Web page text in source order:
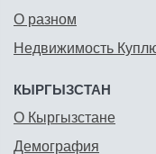
О разном
Недвижимость
КЫРГЫЗСТАН
О Кыргызстане
Демография